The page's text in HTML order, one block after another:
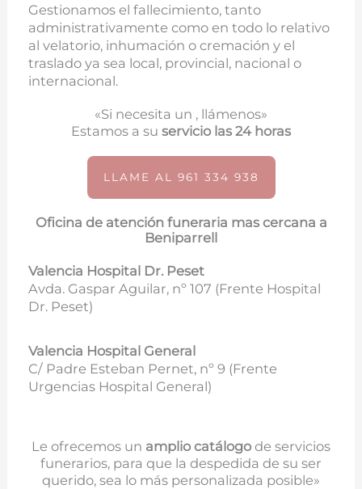
Gestionamos el fallecimiento, tanto
administrativamente como en todo lo relativo
al velatorio, inhumación o cremación y el
traslado ya sea local, provincial, nacional o
internacional.
«Si necesita un , llámenos»
Estamos a su servicio las 24 horas
LLAME AL 961 334 938
Oficina de atención funeraria mas cercana a
Beniparrell
Valencia Hospital Dr. Peset
Avda. Gaspar Aguilar, nº 107 (Frente Hospital
Dr. Peset)
Valencia Hospital General
C/ Padre Esteban Pernet, nº 9 (Frente
Urgencias Hospital General)
Le ofrecemos un amplio catálogo de servicios
funerarios, para que la despedida de su ser
querido, sea lo más personalizada posible»